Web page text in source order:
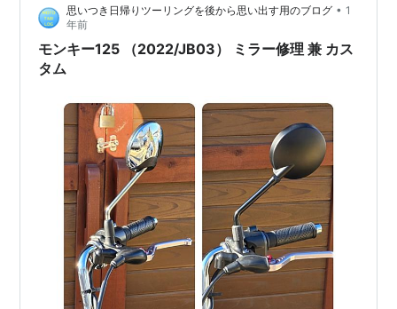
うと、そのうち、ミラーも…
思いつき日帰りツーリングを後から思い出す用のブログ • 1
年前
モンキー125 （2022/JB03） ミラー修理 兼 カス
タム